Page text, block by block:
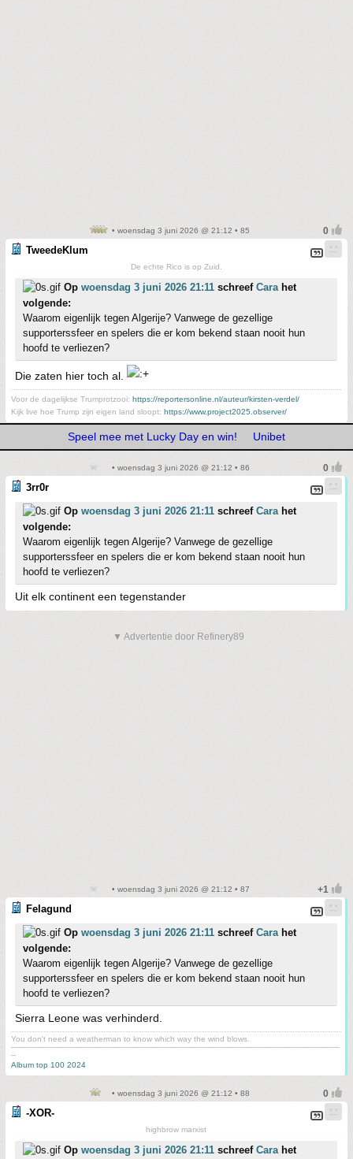
• woensdag 3 juni 2026 @ 21:12 • 85
TweedeKlum
De echte Rico is op Zuid.
Op woensdag 3 juni 2026 21:11 schreef Carahet
volgende:
Waarom eigenlijk tegen Algerije? Vanwege de gezellige
supporterssfeer en spelers die er kom bekend staan nooit hun
hoofd te verliezen?
Die zaten hier toch al.
Voor de dagelijkse Trumprotzooi: https://reportersonline.nl/auteur/kirsten-verdel/
Kijk live hoe Trump zijn eigen land sloopt: https://www.project2025.observer/
Speel mee met Lucky Day en win! Unibet
• woensdag 3 juni 2026 @ 21:12 • 86
3rr0r
Op woensdag 3 juni 2026 21:11 schreef Carahet
volgende:
Waarom eigenlijk tegen Algerije? Vanwege de gezellige
supporterssfeer en spelers die er kom bekend staan nooit hun
hoofd te verliezen?
Uit elk continent een tegenstander
▼ Advertentie door Refinery89
• woensdag 3 juni 2026 @ 21:12 • 87
Felagund
Op woensdag 3 juni 2026 21:11 schreef Carahet
volgende:
Waarom eigenlijk tegen Algerije? Vanwege de gezellige
supporterssfeer en spelers die er kom bekend staan nooit hun
hoofd te verliezen?
Sierra Leone was verhinderd.
You don't need a weatherman to know which way the wind blows.
-------------------------------------------------------------------------------------------------------------------------------------------
--
Album top 100 2024
• woensdag 3 juni 2026 @ 21:12 • 88
-XOR-
highbrow marxist
Op woensdag 3 juni 2026 21:11 schreef Carahet